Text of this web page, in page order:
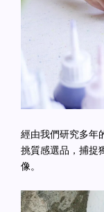
經由我們研究多年
挑質感選品，捕捉
像。